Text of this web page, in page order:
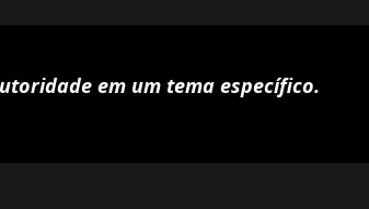
em um tema específico.